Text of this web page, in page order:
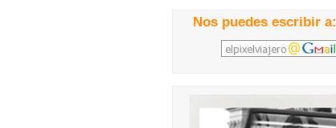
Nos puedes escribir a: